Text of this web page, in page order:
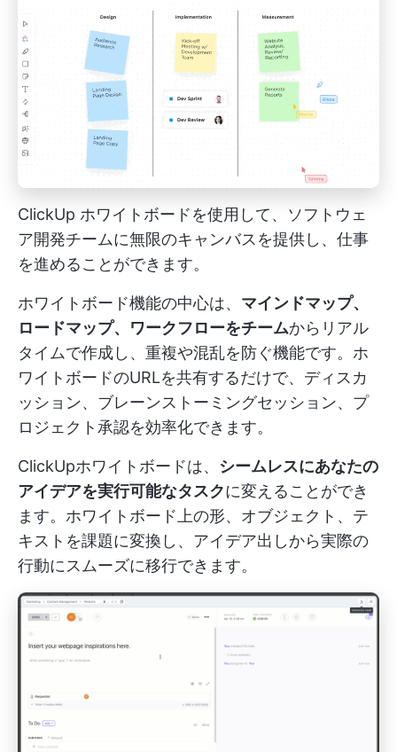
ClickUp ホワイトボードを使用して、ソフトウェ
ア開発チームに無限のキャンバスを提供し、仕事
を進めることができます。
ホワイトボード機能の中心は、 マインドマップ、
ロードマップ、ワークフローをチームからリアル
タイムで作成し、重複や混乱を防ぐ機能です。ホ
ワイトボードのURLを共有するだけで、ディスカ
ッション、ブレーンストーミングセッション、プ
ロジェクト承認を効率化できます。
ClickUpホワイトボードは、 シームレスにあなたの
アイデアを実行可能なタスクに変えることができ
ます。ホワイトボード上の形、オブジェクト、テ
キストを課題に変換し、アイデア出しから実際の
行動にスムーズに移行できます。